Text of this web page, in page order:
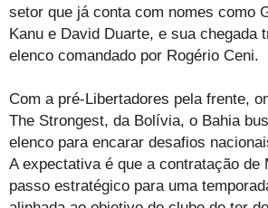
setor que já conta com nomes como
Kanu e David Duarte, e sua chegada
elenco comandado por Rogério Ceni.
Com a pré-Libertadores pela frente,
The Strongest, da Bolívia, o Bahia
elenco para encarar desafios
A expectativa é que a contratação de
passo estratégico para uma